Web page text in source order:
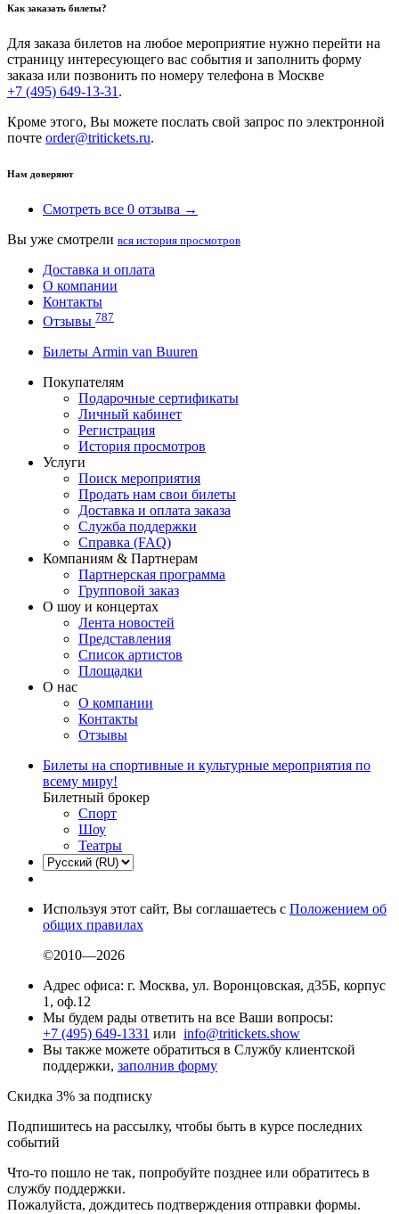
Как заказать билеты?
Для заказа билетов на любое мероприятие нужно перейти на
страницу интересующего вас события и заполнить форму
заказа или позвонить по номеру телефона в Москве
+7 (495) 649-13-31 .
Кроме этого, Вы можете послать свой запрос по электронной
почте order@tritickets.ru.
Нам доверяют
Смотреть все 0 отзыва →
Вы уже смотрели вся история просмотров
Доставка и оплата
О компании
Контакты
Отзывы 787
Билеты Armin van Buuren
Покупателям
Подарочные сертификаты
Личный кабинет
Регистрация
История просмотров
Услуги
Поиск мероприятия
Продать нам свои билеты
Доставка и оплата заказа
Служба поддержки
Справка (FAQ)
Компаниям & Партнерам
Партнерская программа
Групповой заказ
О шоу и концертах
Лента новостей
Представления
Список артистов
Площадки
О нас
О компании
Контакты
Отзывы
Билеты на спортивные и культурные мероприятия по
всему миру!
Билетный брокер
Спорт
Шоу
Театры
Используя этот сайт, Вы соглашаетесь с Положением об
общих правилах
©2010—2026
Адрес офиса: г. Москва, ул. Воронцовская, д35Б, корпус
1, оф.12
Мы будем рады ответить на все Ваши вопросы:
+7 (495) 649-1331 или info@tritickets.show
Вы также можете обратиться в Службу клиентской
поддержки, заполнив форму
Скидка 3% за подписку
Подпишитесь на рассылку, чтобы быть в курсе последних
событий
Что-то пошло не так, попробуйте позднее или обратитесь в
службу поддержки.
Пожалуйста, дождитесь подтверждения отправки формы.